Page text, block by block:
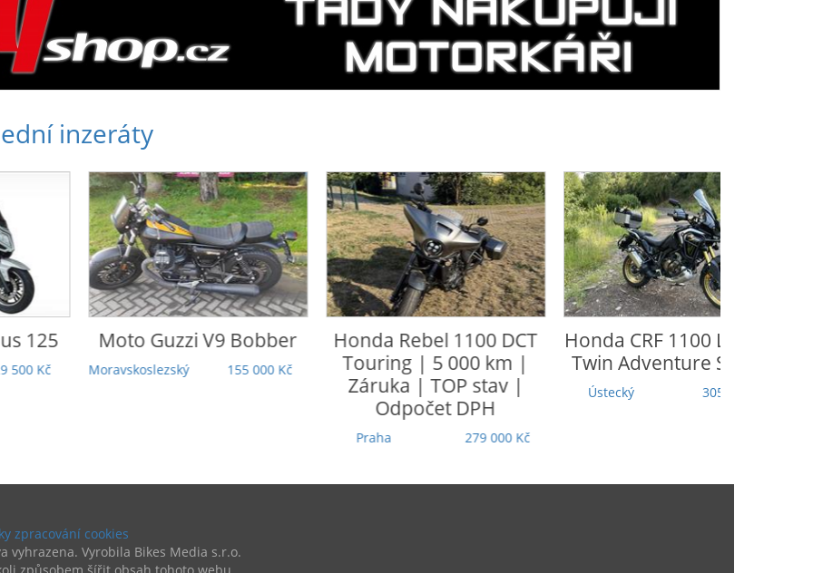
inzeráty
Guzzi V9 Bobber
155 000 Kč
HondaRebel 1100 DCT
Touring | 5 000 km |
Záruka | TOP stav |
279 000 Kč
HondaCRF 1100 L Africa
Twin Adventure Sports
Ústecký 305 000 Kč
CFmoto
Moravskoslezský
zpracování cookies
vyhrazena. Vyrobila Bikes Media s.r.o.